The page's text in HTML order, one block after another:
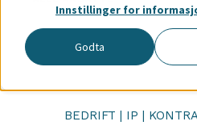
Innstillinger for
Godta
BEDRIFT | IP |